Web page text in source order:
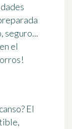
seguro...
el
El